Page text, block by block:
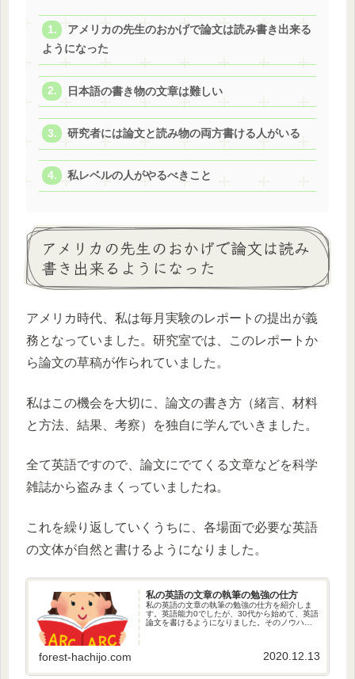
アメリカの先生のおかげで論文は読み書き出来る
ようになった
日本語の書き物の文章は難しい
研究者には論文と読み物の両方書ける人がいる
私レベルの人がやるべきこと
アメリカの先生のおかげで論文は読み
書き出来るようになった
アメリカ時代、私は毎月実験のレポートの提出が義
務となっていました。研究室では、このレポートか
ら論文の草稿が作られていました。
私はこの機会を大切に、論文の書き方（緒言、材料
と方法、結果、考察）を独自に学んでいきました。
全て英語ですので、論文にでてくる文章などを科学
雑誌から盗みまくっていましたね。
これを繰り返していくうちに、各場面で必要な英語
の文体が自然と書けるようになりました。
私の英語の文章の執筆の勉強の仕方
私の英語の文章の執筆の勉強の仕方を紹介しま
す。英語能力0でしたが、30代から始めて、英語
論文を書けるようになりました。そのノウハウ
forest-hachijo.com 2020.12.13